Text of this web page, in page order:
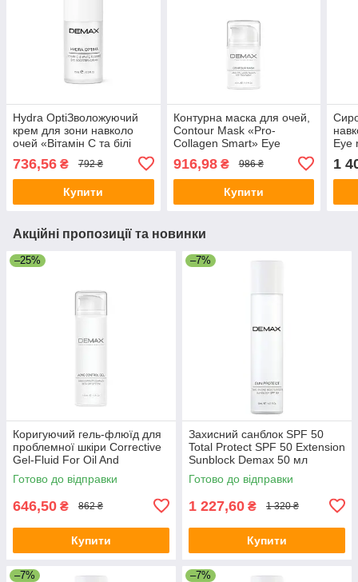
Hydra OptiЗволожуючий
крем для зони навколо
очей «Вітамін C та білі
Eye c Demax 15 мл
736,56 ₴ 792 ₴
Купити
Контурна маска для очей,
Contour Mask «Pro-
Collagen Smart» Eye
916,98₴ 986 ₴
Купити
Eye
1
Акційні пропозиції та новинки
–25%
Коригуючий гель-флюїд для
проблемної шкіри Corrective
Gel-Fluid For Oil And
Problematic Skin Demax 150
мл
Готово до відправки
646,50 ₴ 862 ₴
Купити
–7%
Захисний санблок SPF 50
Total Protect SPF 50 Extension
Sunblock Demax 50 мл
Готово до відправки
1 227,60 ₴ 1 320 ₴
Купити
–7% –7%